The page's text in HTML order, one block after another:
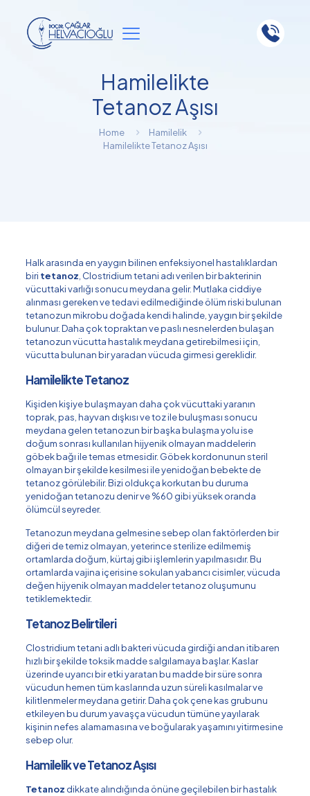
Hamilelikte
Tetanoz Aşısı
Home
Hamilelik
Hamilelikte Tetanoz Aşısı
Halk arasında en yaygın bilinen enfeksiyonel hastalıklardan
biri tetanoz , Clostridium tetani adı verilen bir bakterinin
vücuttaki varlığı sonucu meydana gelir. Mutlaka ciddiye
alınması gereken ve tedavi edilmediğinde ölüm riski bulunan
tetanozun mikrobu doğada kendi halinde, yaygın bir şekilde
bulunur. Daha çok topraktan ve paslı nesnelerden bulaşan
tetanozun vücutta hastalık meydana getirebilmesi için,
vücutta bulunan bir yaradan vücuda girmesi gereklidir.
Hamilelikte Tetanoz
Kişiden kişiye bulaşmayan daha çok vücuttaki yaranın
toprak, pas, hayvan dışkısı ve toz ile buluşması sonucu
meydana gelen tetanozun bir başka bulaşma yolu ise
doğum sonrası kullanılan hijyenik olmayan maddelerin
göbek bağı ile temas etmesidir. Göbek kordonunun steril
olmayan bir şekilde kesilmesi ile yenidoğan bebekte de
tetanoz görülebilir. Bizi oldukça korkutan bu duruma
yenidoğan tetanozu denir ve %60 gibi yüksek oranda
ölümcül seyreder.
Tetanozun meydana gelmesine sebep olan faktörlerden bir
diğeri de temiz olmayan, yeterince sterilize edilmemiş
ortamlarda doğum, kürtaj gibi işlemlerin yapılmasıdır. Bu
ortamlarda vajina içerisine sokulan yabancı cisimler, vücuda
değen hijyenik olmayan maddeler tetanoz oluşumunu
tetiklemektedir.
Tetanoz Belirtileri
Clostridium tetani adlı bakteri vücuda girdiği andan itibaren
hızlı bir şekilde toksik madde salgılamaya başlar. Kaslar
üzerinde uyarıcı bir etki yaratan bu madde bir süre sonra
vücudun hemen tüm kaslarında uzun süreli kasılmalar ve
kilitlenmeler meydana getirir. Daha çok çene kas grubunu
etkileyen bu durum yavaşça vücudun tümüne yayılarak
kişinin nefes alamamasına ve boğularak yaşamını yitirmesine
sebep olur.
Hamilelik ve Tetanoz Aşısı
Tetanoz dikkate alındığında önüne geçilebilen bir hastalık